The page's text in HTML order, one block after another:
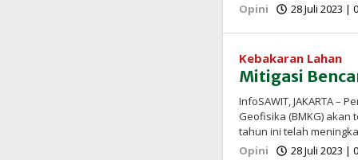
Opini
28 Juli 2023 |
Kebakaran Lahan
Mitigasi
InfoSAWIT, JAKARTA –
Geofisika (BMKG) akan
tahun ini telah
Opini
28 Juli 2023 |